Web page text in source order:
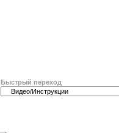
Быстрый переход